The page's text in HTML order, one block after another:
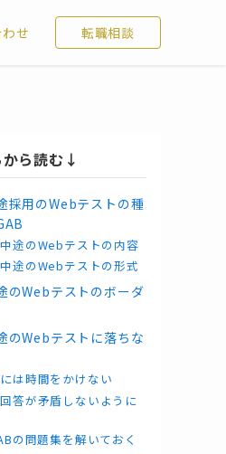
せ 転職相談
ら読む↓
採用のWebテストの種
途のWebテストの内容
途のWebテストの形式
のWebテストのボーダ
のWebテストに落ちな
は時間をかけない
答が矛盾しないように
の問題集を解いておく